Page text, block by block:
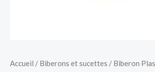
Accueil / Biberons et sucettes / Biberon